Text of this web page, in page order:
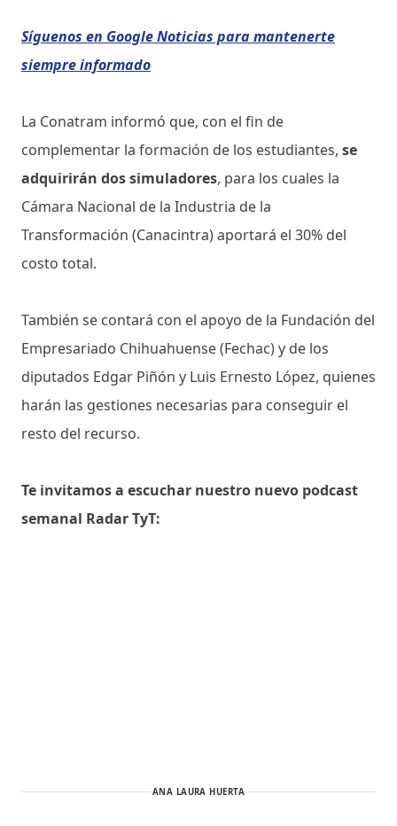
Síguenos en Google Noticias para mantenerte
siempre informado
La Conatram informó que, con el fin de
complementar la formación de los estudiantes, se
adquirirán dos simuladores, para los cuales la
Cámara Nacional de la Industria de la
Transformación (Canacintra) aportará el 30% del
costo total.
También se contará con el apoyo de la Fundación del
Empresariado Chihuahuense (Fechac) y de los
diputados Edgar Piñón y Luis Ernesto López, quienes
harán las gestiones necesarias para conseguir el
resto del recurso.
Te invitamos a escuchar nuestro nuevo podcast
semanal Radar TyT:
ANA LAURA HUERTA